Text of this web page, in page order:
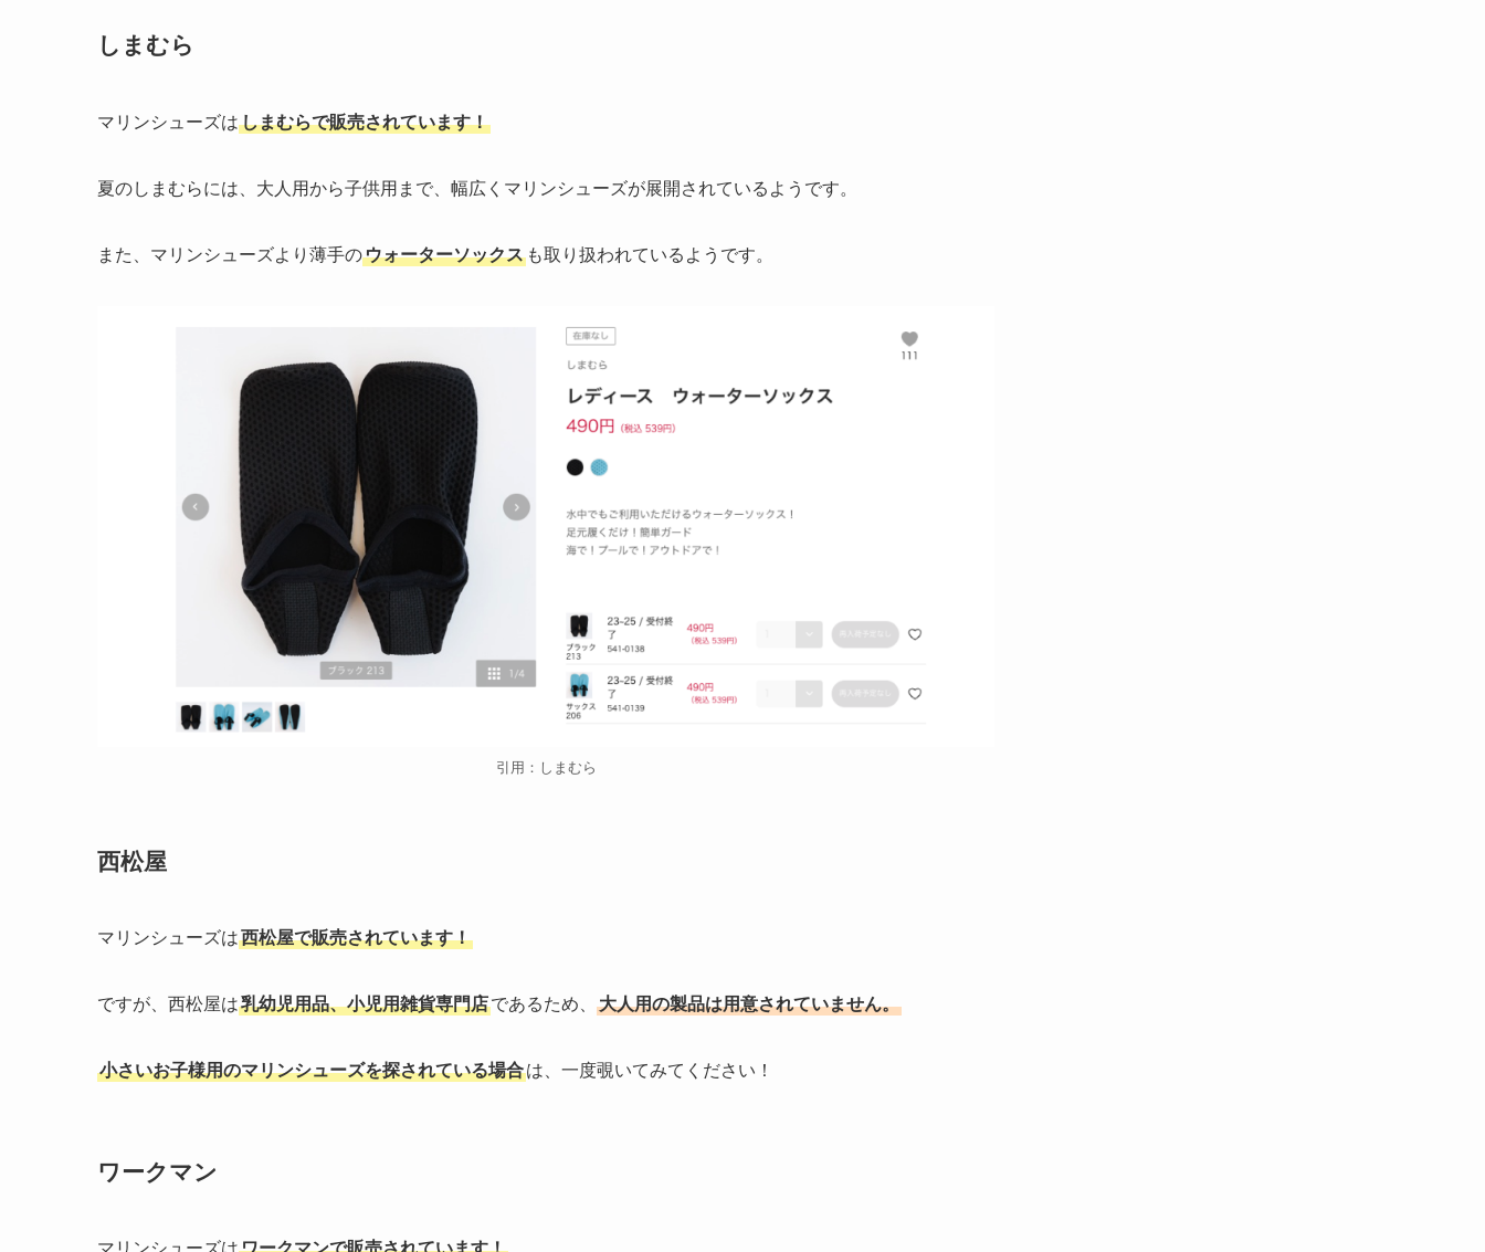
しまむら
マリンシューズはしまむらで販売されています！
夏のしまむらには、大人用から子供用まで、幅広くマリンシューズが展開されているようです。
また、マリンシューズより薄手のウォーターソックス も取り扱われているようです。
引用：しまむら
西松屋
マリンシューズは西松屋で販売されています！
ですが、西松屋は乳幼児用品、小児用雑貨専門店であるため、 大人用の製品は用意されていません。
小さいお子様用のマリンシューズを探されている場合は、一度覗いてみてください！
ワークマン